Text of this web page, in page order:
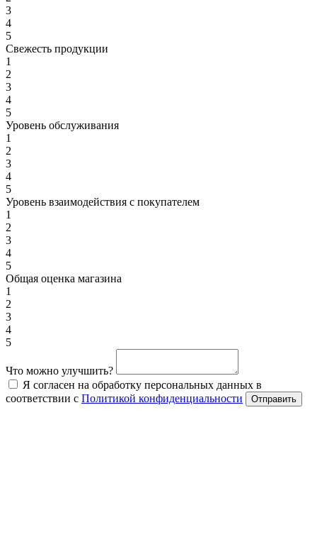
3
4
5
Свежесть продукции
1
2
3
4
5
Уровень обслуживания
1
2
3
4
5
Уровень взаимодействия с покупателем
1
2
3
4
5
Общая оценка магазина
1
2
3
4
5
Что можно улучшить?
Я согласен на обработку персональных данных в
соответствии с Политикой конфиденциальности Отправить